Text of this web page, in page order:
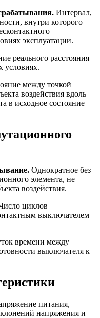
Интервал,
внутри которого
эксплуатации.
реального расстояния
условиях.
между точкой
воздействия вдоль
в исходное состояние
Однократное без
элемента, не
воздействия.
циклов
выключателем
времени между
выключателя к
питания,
напряжения и